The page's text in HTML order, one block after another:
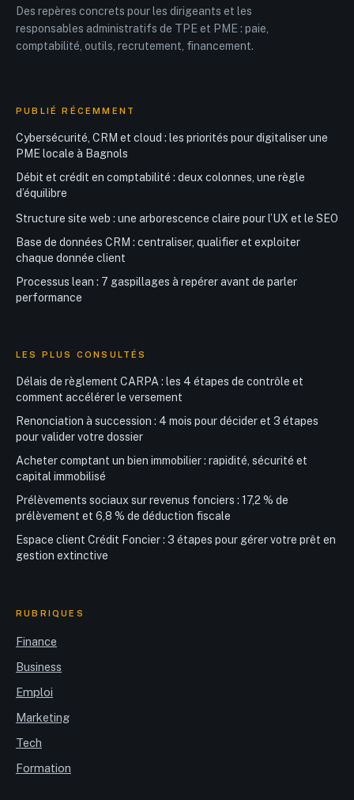
Des repères concrets pour les dirigeants et les
responsables administratifs de TPE et PME : paie,
comptabilité, outils, recrutement, financement.
PUBLIÉ RÉCEMMENT
Cybersécurité, CRM et cloud : les priorités pour digitaliser une
PME locale à Bagnols
Débit et crédit en comptabilité : deux colonnes, une règle
d’équilibre
Structure site web : une arborescence claire pour l’UX et le SEO
Base de données CRM : centraliser, qualifier et exploiter
chaque donnée client
Processus lean : 7 gaspillages à repérer avant de parler
performance
LES PLUS CONSULTÉS
Délais de règlement CARPA : les 4 étapes de contrôle et
comment accélérer le versement
Renonciation à succession : 4 mois pour décider et 3 étapes
pour valider votre dossier
Acheter comptant un bien immobilier : rapidité, sécurité et
capital immobilisé
Prélèvements sociaux sur revenus fonciers : 17,2 % de
prélèvement et 6,8 % de déduction fiscale
Espace client Crédit Foncier : 3 étapes pour gérer votre prêt en
gestion extinctive
RUBRIQUES
Finance
Business
Emploi
Marketing
Tech
Formation